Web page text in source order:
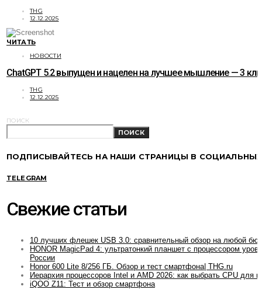
THG
12.12.2025
ЧИТАТЬ
НОВОСТИ
ChatGPT 5.2 выпущен и нацелен на лучшее мышление — 3
THG
12.12.2025
ПОИСК
ПОИСК
ПОДПИСЫВАЙТЕСЬ НА НАШИ СТРАНИЦЫ В СОЦИАЛЬНЫХ
TELEGRAM
Свежие статьи
10 лучших флешек USB 3.0: сравнительный обзор на любой
HONOR MagicPad 4: ультратонкий планшет с процессором
России
Honor 600 Lite 8/256 ГБ. Обзор и тест смартфона| THG.ru
Иерархия процессоров Intel и AMD 2026: как выбрать CPU для
iQOO Z11: Тест и обзор смартфона